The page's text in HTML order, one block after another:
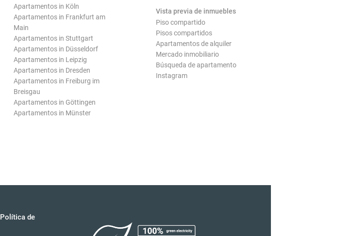
Apartamentos in Köln
Apartamentos in Frankfurt am
Main
Apartamentos in Stuttgart
Apartamentos in Düsseldorf
Apartamentos in Leipzig
Apartamentos in Dresden
Apartamentos in Freiburg im
Breisgau
Apartamentos in Göttingen
Apartamentos in Münster
Vista previa de inmuebles
Piso compartido
Pisos compartidos
Apartamentos de alquiler
Mercado inmobiliario
Búsqueda de apartamento
Instagram
Política de